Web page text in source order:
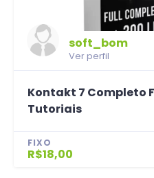
soft_bom
Ver perfil
Kontakt 7 Completo
Tutoriais
FIXO
R$18,00